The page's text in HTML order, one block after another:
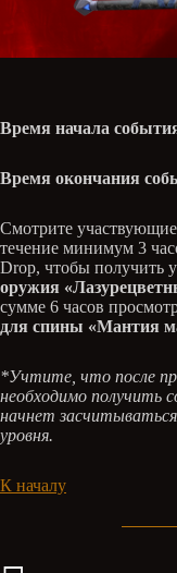
Время начала
Время окончания
Смотрите
течение минимум 3
Drop, чтобы получить
оружия
сумме 6 часов
для спины «Мантия
*Учтите, что после
необходимо получить
начнет засчитываться
уровня.
К началу